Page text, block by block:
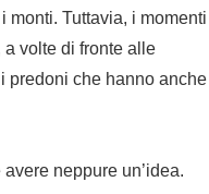
monti. Tuttavia, i momenti
volte di fronte alle
predoni che hanno anche
neppure un’idea.